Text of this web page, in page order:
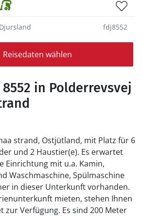
fdj8552
Reisedaten wählen
in Polderrevsvej
strand, Ostjütland, mit Platz für 6
und 2 Haustier(e). Es erwartet
Einrichtung mit u.a. Kamin,
Waschmaschine, Spülmaschine
in dieser Unterkunft vorhanden.
mieten, stehen Ihnen
zur Verfügung. Es sind 200 Meter